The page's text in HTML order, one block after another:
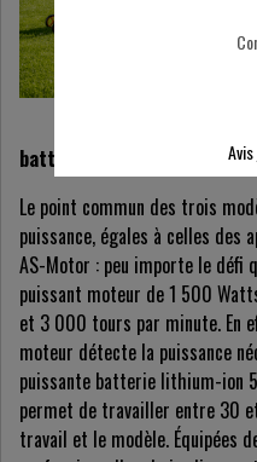
batterie.
Le point commun des trois
puissance, égales à celles des
AS-Motor : peu importe le défi
puissant moteur de 1 500
et 3 000 tours par minute. En
moteur détecte la puissance
puissante batterie lithium-ion
permet de travailler entre 30
travail et le modèle. Équipées